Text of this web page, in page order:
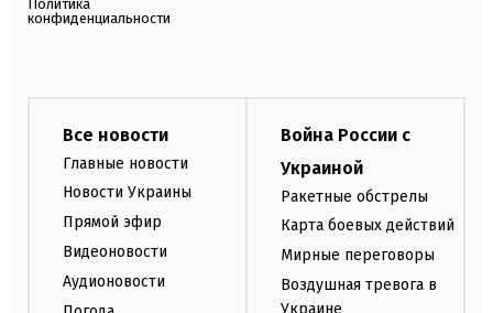
Политика
конфиденциальности
Все новости
Главные новости
Новости Украины
Прямой эфир
Видеоновости
Аудионовости
Война России с
Украиной
Ракетные обстрелы
Карта боевых действий
Мирные переговоры
Воздушная тревога в
Украине